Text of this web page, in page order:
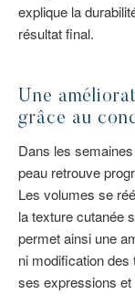
explique la
résultat final.
Une
grâce au
Dans les
peau retrouve
Les volumes se
la texture cutanée
permet ainsi une
ni modification
ses expressions et